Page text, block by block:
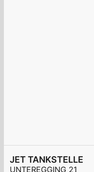
JET TANKSTELLE
UNTEREGGING 21